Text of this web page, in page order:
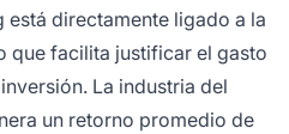
directamente ligado a la
que facilita justificar el gasto
La industria del
un retorno promedio de